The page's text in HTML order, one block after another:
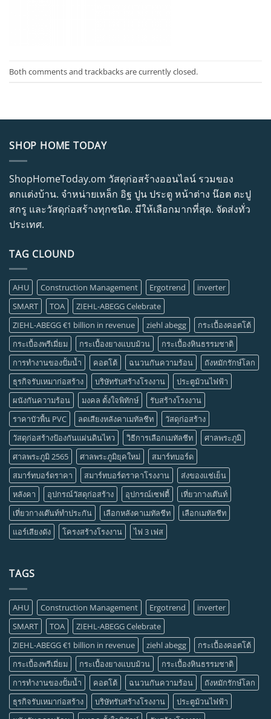
Both comments and trackbacks are currently closed.
SHOP HOME TODAY
ShopHomeToday.om วัสดุก่อสร้างออนไลน์ รวมของ
ตกแต่งบ้าน. จำหน่ายเหล็ก อิฐ ปูน ประตู หน้าต่าง น๊อต ตะปู
สกรู และวัสดุก่อสร้างทุกชนิด. มีให้เลือกมากที่สุด. จัดส่งทั่ว
ประเทศ.
TAG CLOUND
AHU Construction Management Ergotrend
inverter
SMART
TOA
ZIEHL-ABEGG Celebrate
ZIEHL-ABEGG €1 billion in revenue
ziehl abegg
กระเบื้องคอตโต้
กระเบื้องพรีเมี่ยม
กระเบื้องยางแบบม้วน
กระเบื้องหินธรรมชาติ
การทำงานของปั้มน้ำ
คอตโต้ ฉนวนกันความร้อน
ถังหมักรักษ์โลก
ธุรกิจรับเหมาก่อสร้าง
บริษัทรับสร้างโรงงาน
ประตูม้วนไฟฟ้า
ผนังกันความร้อน
มงคล ตั้งใจพิทักษ์
รับสร้างโรงงาน
ราคาบัวพื้น PVC
ลดเสียงหลังคาเมทัลชีท
วัสดุก่อสร้าง
วัสดุก่อสร้างป้องกันแผ่นดินไหว
วิธีการเลือกเมทัลชีท
ศาลพระภูมิ
ศาลพระภูมิ 2565
ศาลพระภูมิยุคใหม่
สมาร์ทบอร์ด
สมาร์ทบอร์ดราคา
สมาร์ทบอร์ดราคาโรงงาน
ส่งของแช่เย็น
หลังคา
อุปกรณ์วัสดุก่อสร้าง อุปกรณ์เซฟตี้
เที่ยวกางเต๊นท์
เที่ยวกางเต๊นท์ทำประกัน
เลือกหลังคาเมทัลชีท
เลือกเมทัลชีท
แอร์เสียงดัง
โครงสร้างโรงงาน ไฟ 3 เฟส
TAGS
AHU Construction Management Ergotrend
inverter
SMART
TOA
ZIEHL-ABEGG Celebrate
ZIEHL-ABEGG €1 billion in revenue
ziehl abegg
กระเบื้องคอตโต้
กระเบื้องพรีเมี่ยม
กระเบื้องยางแบบม้วน
กระเบื้องหินธรรมชาติ
การทำงานของปั้มน้ำ
คอตโต้ ฉนวนกันความร้อน
ถังหมักรักษ์โลก
ธุรกิจรับเหมาก่อสร้าง
บริษัทรับสร้างโรงงาน
ประตูม้วนไฟฟ้า